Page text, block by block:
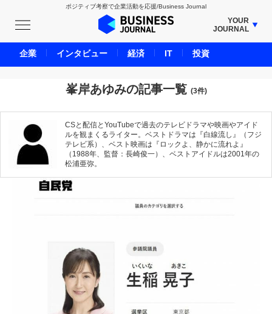
ポジティブ考察で企業活動を応援/Business Journal
YOUR
JOURNAL
BUSINESS JOURNAL
UNICORN JOURNAL
CARBON CREDITS JOURNAL
ENERGY MANAGEMENT JOURNAL
INBOUND JOURNAL
LIFE ENDING JOURNAL
AI JOURNAL
ADOPTABLE DOG JOURNAL
峯岸あゆみの記事一覧 (3件)
CSと配信とYouTubeで過去のテレビドラマや映画やアイド
ルを観まくるライター。ベストドラマは『白線流し』（フジ
テレビ系）、ベスト映画は『ロックよ、静かに流れよ』
（1988年、監督：長崎俊一）、ベストアイドルは2001年の
松浦亜弥。
企業 インタビュー 経済 IT 投資